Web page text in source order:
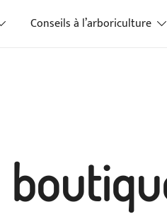
Conseils à l’arboriculture